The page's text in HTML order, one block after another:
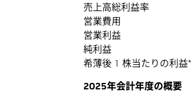
売上高総利益率
営業費用
営業利益
純利益
希薄後 1 株当たりの利益*
2025年会計年度の概要